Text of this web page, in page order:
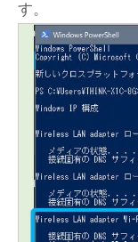
す。